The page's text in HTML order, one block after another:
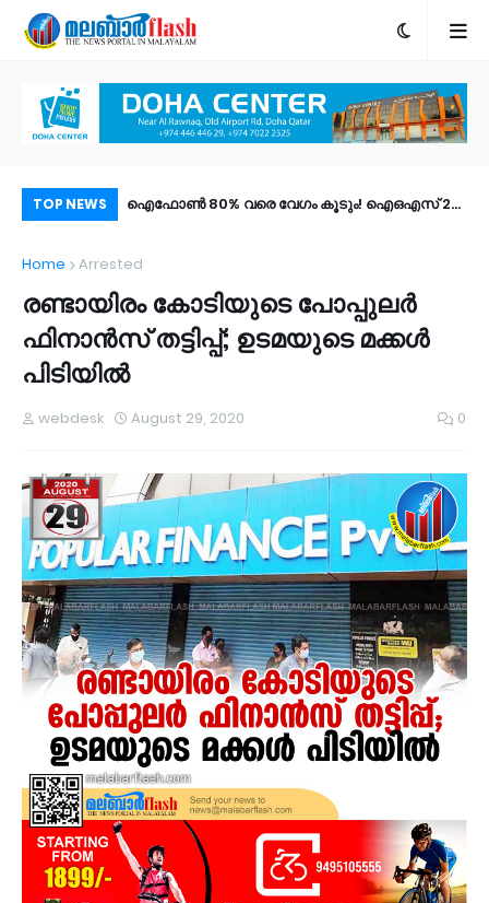
TOP NEWS
കാസര്‍കോട്
ഐഫോൺ 80% വരെ വേഗം കൂടും! ഐഒഎസ് 27
എങ്ങനെ ഡൗൺലോഡ് ചെയ്യാം?
Home Arrested
രണ്ടായിരം കോടിയുടെ പോപ്പുലര്‍
ഫിനാന്‍സ് തട്ടിപ്പ്; ഉടമയുടെ മക്കള്‍
പിടിയില്‍
webdesk August 29, 2020 0